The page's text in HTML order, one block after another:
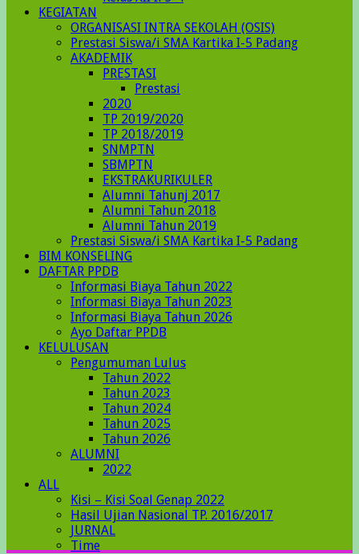
KEGIATAN
ORGANISASI INTRA SEKOLAH (OSIS)
Prestasi Siswa/i SMA Kartika I-5 Padang
AKADEMIK
PRESTASI
Prestasi
2020
TP 2019/2020
TP 2018/2019
SNMPTN
SBMPTN
EKSTRAKURIKULER
Alumni Tahunj 2017
Alumni Tahun 2018
Alumni Tahun 2019
Prestasi Siswa/i SMA Kartika I-5 Padang
BIM KONSELING
DAFTAR PPDB
Informasi Biaya Tahun 2022
Informasi Biaya Tahun 2023
Informasi Biaya Tahun 2026
Ayo Daftar PPDB
KELULUSAN
Pengumuman Lulus
Tahun 2022
Tahun 2023
Tahun 2024
Tahun 2025
Tahun 2026
ALUMNI
2022
ALL
Kisi – Kisi Soal Genap 2022
Hasil Ujian Nasional TP. 2016/2017
JURNAL
Time